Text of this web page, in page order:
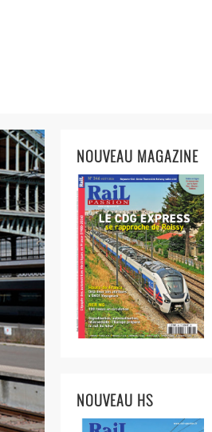
NOUVEAU MAGAZINE
NOUVEAU HS